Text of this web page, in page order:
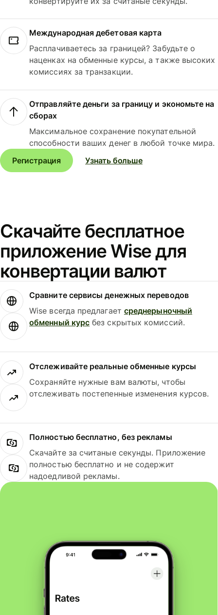
Международная дебетовая карта
Расплачиваетесь за границей? Забудьте о
наценках на обменные курсы, а также высоких
комиссиях за транзакции.
Отправляйте деньги за границу и экономьте на
сборах
Максимальное сохранение покупательной
способности ваших денег в любой точке мира.
Регистрация
Узнать больше
Скачайте бесплатное
приложение Wise для
конвертации валют
Сравните сервисы денежных переводов
Wise всегда предлагает среднерыночный
обменный курс без скрытых комиссий.
Отслеживайте реальные обменные курсы
Сохраняйте нужные вам валюты, чтобы
отслеживать постепенные изменения курсов.
Полностью бесплатно, без рекламы
Скачайте за считаные секунды. Приложение
полностью бесплатно и не содержит
надоедливой рекламы.